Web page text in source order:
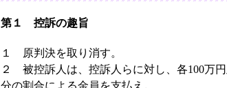
第１ 控訴の趣旨
１ 原判決を取り消す。
２ 被控訴人は、控訴人らに対し、各100万
分の割合による金員を支払え。